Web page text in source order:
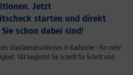
Jetzt
starten und direkt
schon dabei sind!
Glasfaseranschlusses in Karlsruhe – für mehr
1&1 begleitet Sie Schritt für Schritt und